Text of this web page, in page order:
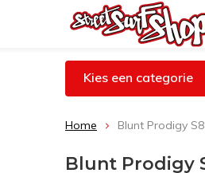
Kies een categorie
Home Blunt Prodigy
Blunt Prodigy